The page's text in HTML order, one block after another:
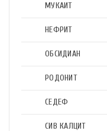
МУКАИТ
НЕФРИТ
ОБСИДИАН
РОДОНИТ
СЕДЕФ
СИВ КАЛЦИТ